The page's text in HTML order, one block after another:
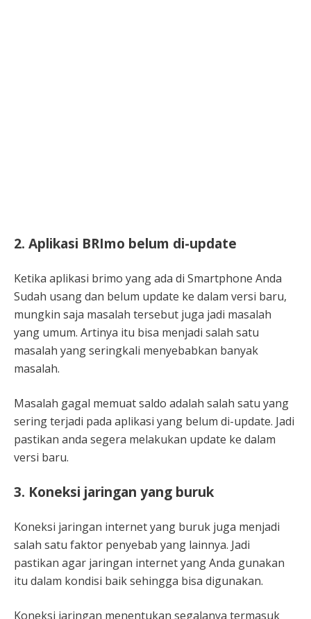
2. Aplikasi BRImo belum di-update
Ketika aplikasi brimo yang ada di Smartphone Anda
Sudah usang dan belum update ke dalam versi baru,
mungkin saja masalah tersebut juga jadi masalah
yang umum. Artinya itu bisa menjadi salah satu
masalah yang seringkali menyebabkan banyak
masalah.
Masalah gagal memuat saldo adalah salah satu yang
sering terjadi pada aplikasi yang belum di-update. Jadi
pastikan anda segera melakukan update ke dalam
versi baru.
3. Koneksi jaringan yang buruk
Koneksi jaringan internet yang buruk juga menjadi
salah satu faktor penyebab yang lainnya. Jadi
pastikan agar jaringan internet yang Anda gunakan
itu dalam kondisi baik sehingga bisa digunakan.
Koneksi jaringan menentukan segalanya termasuk